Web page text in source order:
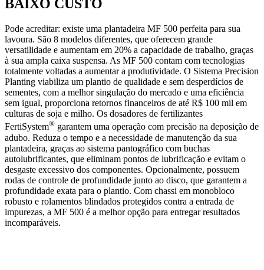
BAIXO CUSTO
Pode acreditar: existe uma plantadeira MF 500 perfeita para sua
lavoura. São 8 modelos diferentes, que oferecem grande
versatilidade e aumentam em 20% a capacidade de trabalho, graças
à sua ampla caixa suspensa. As MF 500 contam com tecnologias
totalmente voltadas a aumentar a produtividade. O Sistema Precision
Planting viabiliza um plantio de qualidade e sem desperdícios de
sementes, com a melhor singulação do mercado e uma eficiência
sem igual, proporciona retornos financeiros de até R$ 100 mil em
culturas de soja e milho. Os dosadores de fertilizantes
FertiSystem® garantem uma operação com precisão na deposição de
adubo. Reduza o tempo e a necessidade de manutenção da sua
plantadeira, graças ao sistema pantográfico com buchas
autolubrificantes, que eliminam pontos de lubrificação e evitam o
desgaste excessivo dos componentes. Opcionalmente, possuem
rodas de controle de profundidade junto ao disco, que garantem a
profundidade exata para o plantio. Com chassi em monobloco
robusto e rolamentos blindados protegidos contra a entrada de
impurezas, a MF 500 é a melhor opção para entregar resultados
incomparáveis.